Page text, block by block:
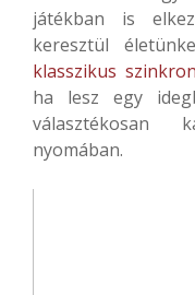
játékban is
keresztül
klasszikus
ha lesz egy
választékosan
nyomában.